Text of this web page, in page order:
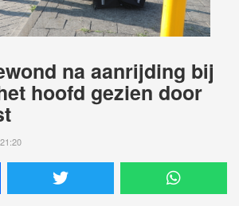
na aanrijding bij
hoofd gezien door